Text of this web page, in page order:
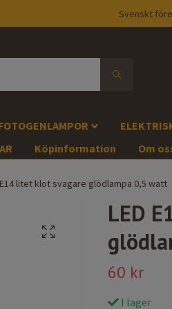
Svenskt
Köpinformation Om
E14 litet klot svagare glödlampa 0,5 watt
LED
60 kr
I lager